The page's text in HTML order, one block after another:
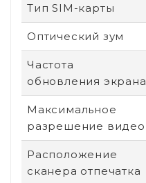
Тип SIM-карты
Оптический зум
Частота
обновления экрана
Максимальное
разрешение видео
Расположение
сканера отпечатка